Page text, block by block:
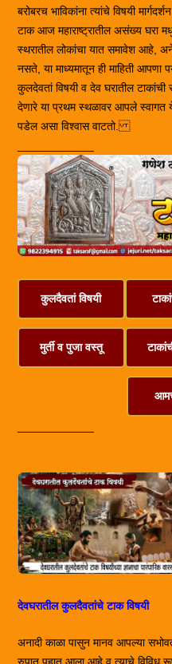
बरोबरच भाविकांना त्यांचे विषयी
टाक आज महाराष्ट्रातील असंख्य घरा
स्थरातील लोकांचा यात समावेश आहे,
नसते, या माध्यमातून ही माहिती आपणा
कुलदेवतां विषयी व देव घरातील टाकांची
देणारे या प्रथम स्थळावर आपले स्वागत
पडेल असा विश्वास वाटतो.
कुलदैवतां विषयी
मुर्ती व पुजा वस्तू
देवघरातील कुलदैवतांचे टाक विषयी
अनादी काळा पासुन मानव आपल्या
रुपात पहात आला आहे व त्याचे विविध